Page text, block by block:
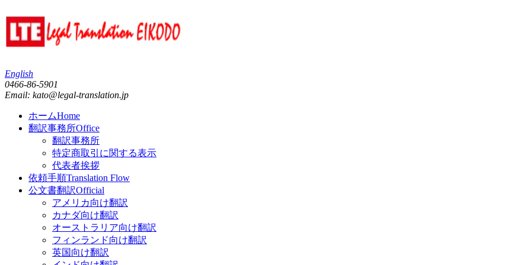
English
0466-86-5901
Email: kato@legal-translation.jp
ホームHome
翻訳事務所Office
翻訳事務所
特定商取引に関する表示
代表者挨拶
依頼手順Translation Flow
公文書翻訳Official
アメリカ向け翻訳
カナダ向け翻訳
オーストラリア向け翻訳
フィンランド向け翻訳
英国向け翻訳